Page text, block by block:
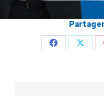
Partager